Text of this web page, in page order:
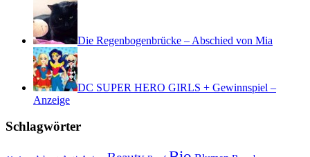
Die Regenbogenbrücke – Abschied von Mia
DC SUPER HERO GIRLS + Gewinnspiel –
Anzeige
Schlagwörter